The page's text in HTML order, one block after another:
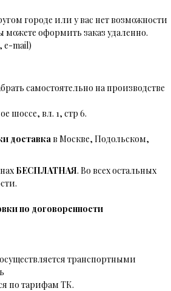
городе или у вас нет возможности
оформить заказ удаленно.
e-mail)
самостоятельно на производстве
шоссе, вл. 1, стр 6.
доставкав Москве, Подольском,
БЕСПЛАТНАЯ. Во всех остальных
по договоренности
транспортными
по тарифам ТК.